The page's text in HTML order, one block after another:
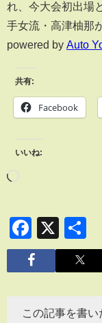
れ、今大会初出場
手女流・高津柚那
powered by Auto
共有:
Facebook
いいね:
X
この記事を書い